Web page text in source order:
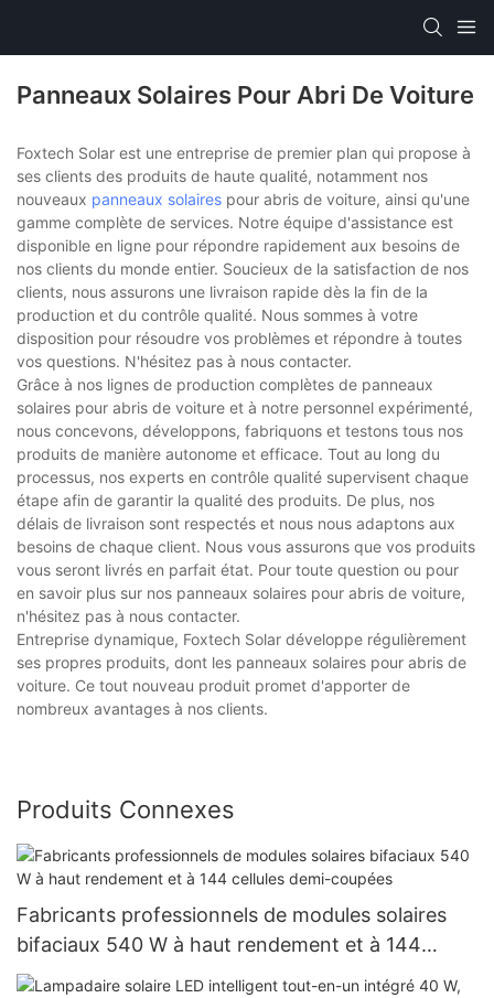
Panneaux Solaires Pour Abri De Voiture
Foxtech Solar est une entreprise de premier plan qui propose à
ses clients des produits de haute qualité, notamment nos
nouveaux panneaux solaires pour abris de voiture, ainsi qu'une
gamme complète de services. Notre équipe d'assistance est
disponible en ligne pour répondre rapidement aux besoins de
nos clients du monde entier. Soucieux de la satisfaction de nos
clients, nous assurons une livraison rapide dès la fin de la
production et du contrôle qualité. Nous sommes à votre
disposition pour résoudre vos problèmes et répondre à toutes
vos questions. N'hésitez pas à nous contacter.
Grâce à nos lignes de production complètes de panneaux
solaires pour abris de voiture et à notre personnel expérimenté,
nous concevons, développons, fabriquons et testons tous nos
produits de manière autonome et efficace. Tout au long du
processus, nos experts en contrôle qualité supervisent chaque
étape afin de garantir la qualité des produits. De plus, nos
délais de livraison sont respectés et nous nous adaptons aux
besoins de chaque client. Nous vous assurons que vos produits
vous seront livrés en parfait état. Pour toute question ou pour
en savoir plus sur nos panneaux solaires pour abris de voiture,
n'hésitez pas à nous contacter.
Entreprise dynamique, Foxtech Solar développe régulièrement
ses propres produits, dont les panneaux solaires pour abris de
voiture. Ce tout nouveau produit promet d'apporter de
nombreux avantages à nos clients.
Produits Connexes
Fabricants professionnels de modules solaires
bifaciaux 540 W à haut rendement et à 144
cellules demi-coupées